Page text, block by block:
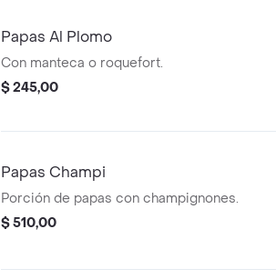
Papas Al Plomo
Con manteca o roquefort.
$ 245,00
Papas Champi
Porción de papas con champignones.
$ 510,00